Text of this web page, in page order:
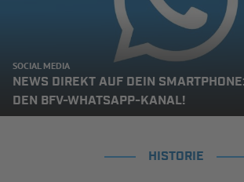
SOCIAL MEDIA
NEWS DIREKT AUF DEIN
DEN BFV-WHATSAPP-KANAL!
HISTORIE